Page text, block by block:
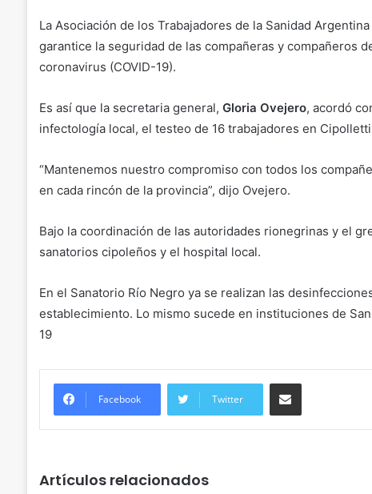
La Asociación de los Trabajadores de la Sanidad
garantice la seguridad de las compañeras y compañeros
coronavirus (COVID-19).
Es así que la secretaria general, Gloria Ovejero, acordó
infectología local, el testeo de 16 trabajadores en
“Mantenemos nuestro compromiso con todos los
en cada rincón de la provincia”, dijo Ovejero.
Bajo la coordinación de las autoridades rionegrinas y el
sanatorios cipoleños y el hospital local.
En el Sanatorio Río Negro ya se realizan las
establecimiento. Lo mismo sucede en instituciones de
19
Facebook Twitter
Compartir
Artículos relacionados